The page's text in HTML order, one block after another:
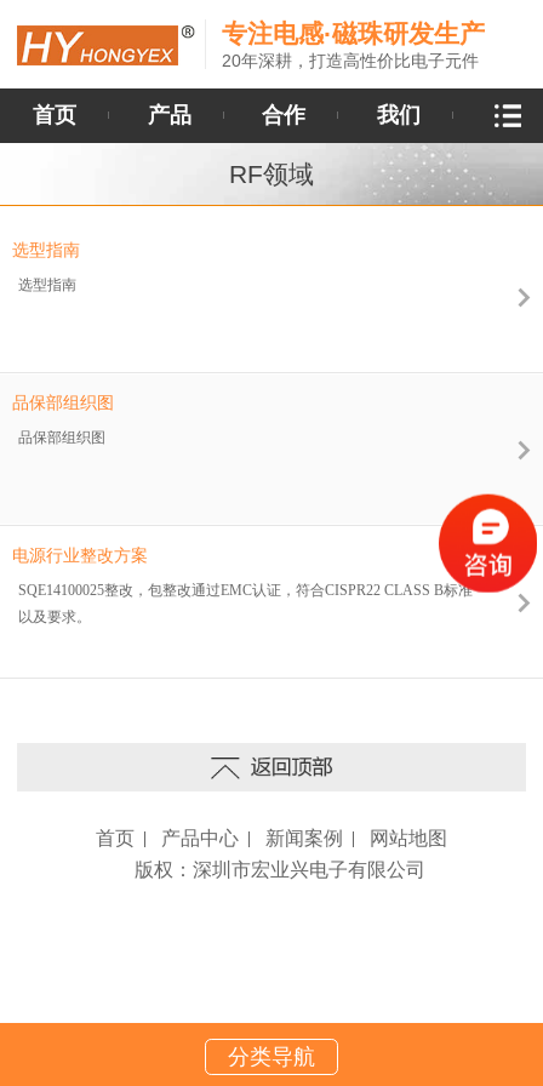
专注电感·磁珠研发生产
20年深耕，打造高性价比电子元件
首页 产品 合作 我们
RF领域
选型指南
选型指南
品保部组织图
品保部组织图
电源行业整改方案
SQE14100025整改，包整改通过EMC认证，符合CISPR22 CLASS B标准
以及要求。
首页 产品中心 新闻案例
网站地图
版权：深圳市宏业兴电子有限公司
产品中心分类导航